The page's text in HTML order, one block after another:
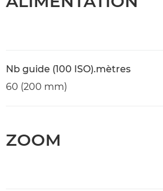
Nb guide (100 ISO).mètres
60 (200 mm)
ZOOM